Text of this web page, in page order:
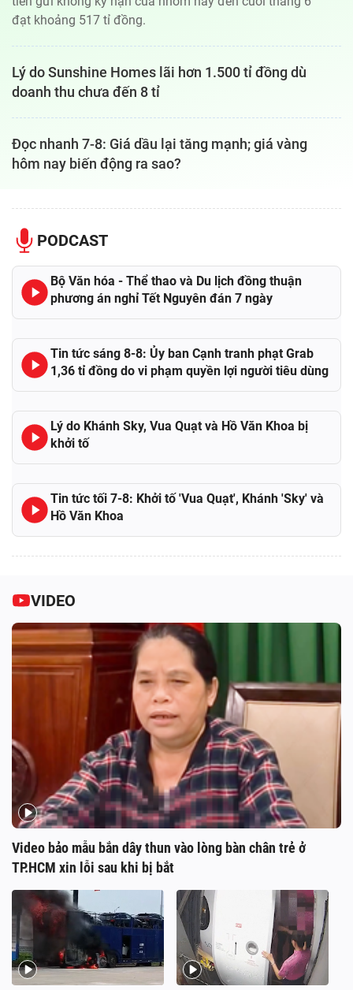
đạt khoảng 517 tỉ đồng.
Lý do Sunshine Homes lãi hơn 1.500 tỉ đồng dù
doanh thu chưa đến 8 tỉ
Đọc nhanh 7-8: Giá dầu lại tăng mạnh; giá vàng
hôm nay biến động ra sao?
PODCAST
Bộ Văn hóa - Thể thao và Du lịch đồng thuận
phương án nghỉ Tết Nguyên đán 7 ngày
Tin tức sáng 8-8: Ủy ban Cạnh tranh phạt Grab
1,36 tỉ đồng do vi phạm quyền lợi người tiêu dùng
Lý do Khánh Sky, Vua Quạt và Hồ Văn Khoa bị
khởi tố
Tin tức tối 7-8: Khởi tố 'Vua Quạt', Khánh 'Sky' và
Hồ Văn Khoa
VIDEO
Video bảo mẫu bắn dây thun vào lòng bàn chân trẻ ở
TP.HCM xin lỗi sau khi bị bắt